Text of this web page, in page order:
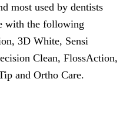
most used by dentists
with the following
3D White, Sensi
Clean, FlossAction,
and Ortho Care.